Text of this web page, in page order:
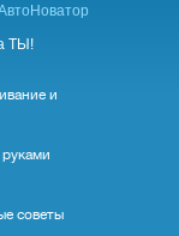
ТЫ!
и
советы